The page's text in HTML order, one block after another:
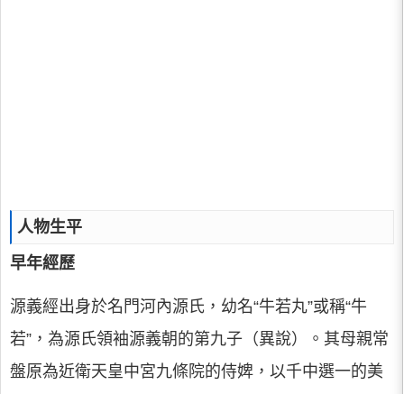
人物生平
早年經歷
源義經出身於名門河內源氏，幼名“牛若丸”或稱“牛
若”，為源氏領袖源義朝的第九子（異說）。其母親常
盤原為近衛天皇中宮九條院的侍婢，以千中選一的美